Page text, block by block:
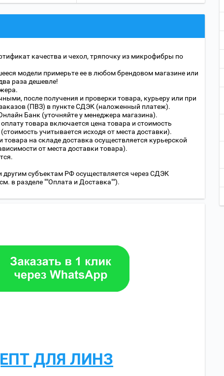
качества и чехол, тряпочку из микрофибры по
модели примерьте ее в любом брендовом магазине или
раза дешевле!
после получения и проверки товара, курьеру или при
(ПВЗ) в пункте СДЭК (наложенный платеж).
Банк (уточняйте у менеджера магазина).
товара включается цена товара и стоимость
учитывается исходя от места доставки).
товара на складе доставка осуществляется курьерской
от места доставки товара).
другим субъектам РФ осуществляется через СДЭК
в разделе ""Оплата и Доставка"").
ДЛЯ ЛИНЗ